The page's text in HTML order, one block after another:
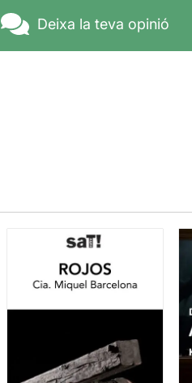
Deixa la teva opinió